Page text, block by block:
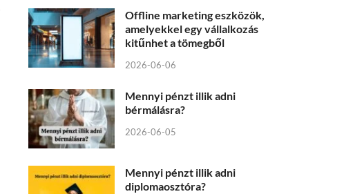
Offline marketing eszközök,
amelyekkel egy vállalkozás
kitűnhet a tömegből
2026-06-06
Mennyi pénzt illik adni
bérmálásra?
2026-06-05
Mennyi pénzt illik adni
diplomaosztóra?